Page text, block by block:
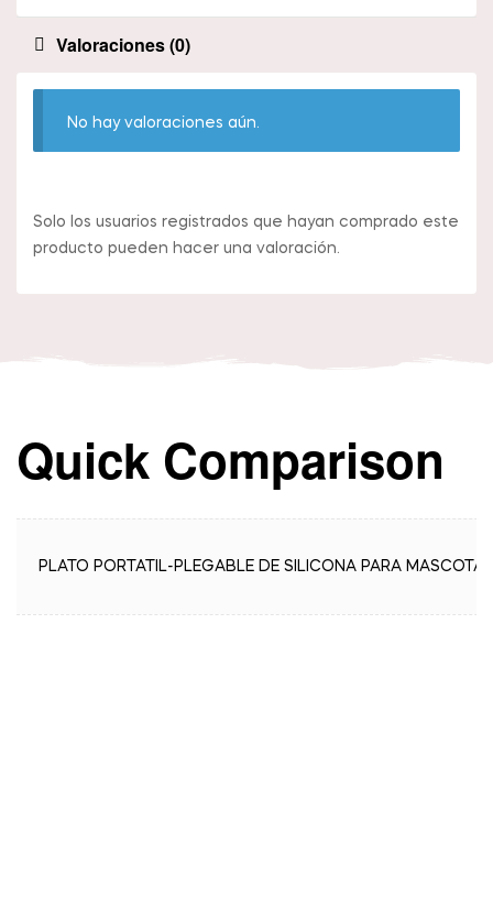
Valoraciones (0)
No hay valoraciones aún.
Solo los usuarios registrados que hayan comprado este
producto pueden hacer una valoración.
Quick Comparison
PLATO PORTATIL-PLEGABLE DE SILICONA PARA MASCOTA